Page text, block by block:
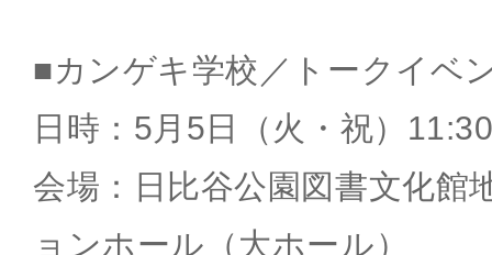
■カンゲキ学校／トークイベ
日時：5月5日（火・祝）
会場：日比谷公園図書文化館
ョンホール（大ホール）